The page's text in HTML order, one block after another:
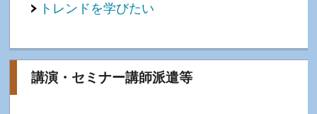
トレンドを学びたい
講演・セミナー講師派遣等